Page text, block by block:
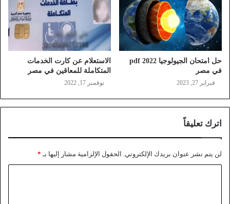
حل امتحان الجيولوجيا 2022 pdf
في مصر
فبراير 27, 2023
الاستعلام عن كارت الخدمات
المتكاملة للمعاقين في مصر
نوفمبر 17, 2022
اترك تعليقاً
لن يتم نشر عنوان بريدك الإلكتروني. الحقول الإلزامية مشار إليها بـ *